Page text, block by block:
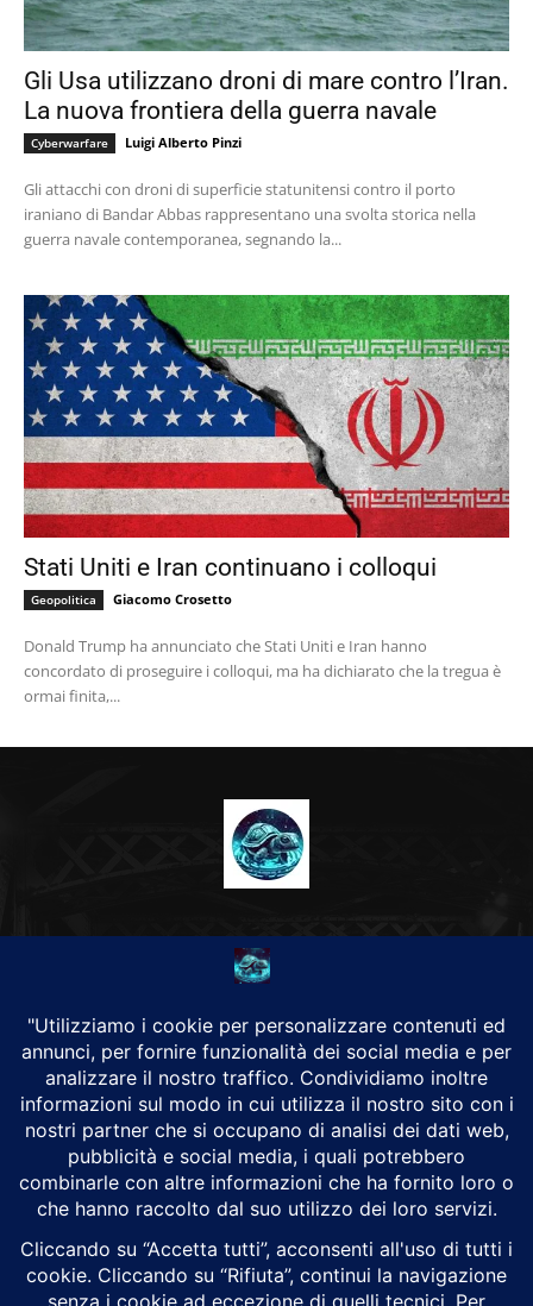
Gli Usa utilizzano droni di mare contro l’Iran.
La nuova frontiera della guerra navale
Cyberwarfare Luigi Alberto Pinzi
Gli attacchi con droni di superficie statunitensi contro il porto
iraniano di Bandar Abbas rappresentano una svolta storica nella
guerra navale contemporanea, segnando la...
Stati Uniti e Iran continuano i colloqui
Geopolitica Giacomo Crosetto
Donald Trump ha annunciato che Stati Uniti e Iran hanno
concordato di proseguire i colloqui, ma ha dichiarato che la tregua è
ormai finita,...
CHI SIAMO
Alground Geopolitica e Cyberwarfare.
Da una idea di Brunilde Trizio
Alground fa parte del Gruppo Trizio
SEGUICI